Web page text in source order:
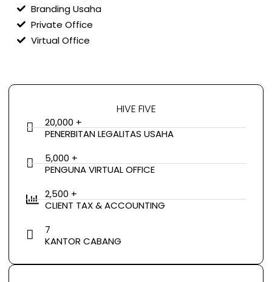
Branding Usaha
Private Office
Virtual Office
HIVE FIVE
20,000 +
PENERBITAN LEGALITAS USAHA
5,000 +
PENGUNA VIRTUAL OFFICE
2,500 +
CLIENT TAX & ACCOUNTING
7
KANTOR CABANG